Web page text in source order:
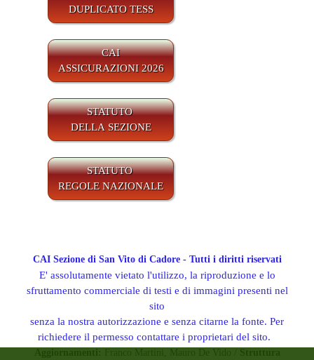
DUPLICATO TESS
CAI
ASSICURAZIONI 2026
STATUTO
DELLA SEZIONE
STATUTO
REGOLE NAZIONALE
CAI Sezione di San Vito di Cadore - Tutti i diritti riservati
E' assolutamente vietato l'utilizzo, la riproduzione e lo
sfruttamento commerciale di testi e di immagini presenti nel
sito
senza la nostra autorizzazione e senza citarne la fonte. Per
richiedere il permesso contattare i proprietari del sito.